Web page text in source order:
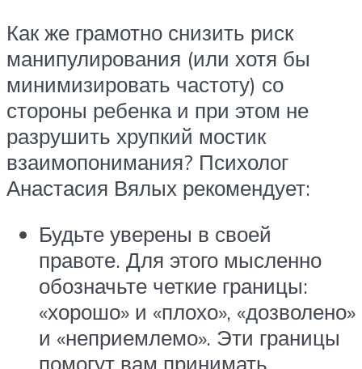
Как же грамотно снизить риск
манипулирования (или хотя бы
минимизировать частоту) со
стороны ребенка и при этом не
разрушить хрупкий мостик
взаимопонимания? Психолог
Анастасия Вялых рекомендует:
Будьте уверены в своей
правоте. Для этого мысленно
обозначьте четкие границы:
«хорошо» и «плохо», «дозволено»
и «неприемлемо». Эти границы
помогут вам принимать